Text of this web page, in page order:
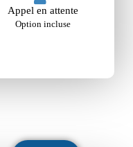
Appel en attente
Option incluse